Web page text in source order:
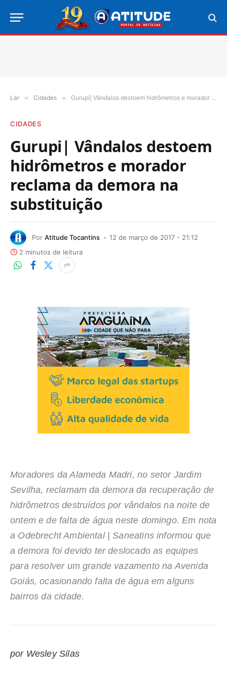
Lar » Cidades » Gurupi| Vândalos destoem hidrômetros e morador reclama da demora na substituição
CIDADES
Gurupi| Vândalos destoem
hidrômetros e morador
reclama da demora na
substituição
Por Atitude Tocantins
12 de março de 2017 - 21:12
2 minutos de leitura
Moradores da Alameda Madri, no setor Jardim
Sevilha, reclamam da demora da recuperação de
hidrômetros destruídos por vândalos na noite de
ontem e de falta de água neste domingo. Em nota
a Odebrecht Ambiental | Saneatins informou que
a demora foi devido ter deslocado as equipes
para resolver um grande vazamento na Avenida
Goiás, ocasionando falta de água em alguns
bairros da cidade.
por Wesley Silas